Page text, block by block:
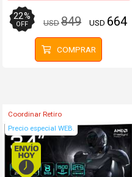
22%
OFF USD849 USD 664
COMPRAR
Coordinar Retiro
Precio especial WEB.
Envío hoy.